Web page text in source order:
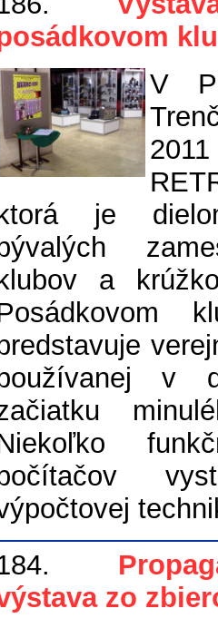
V
ktorá je
bývalých
klubov a
v
zo